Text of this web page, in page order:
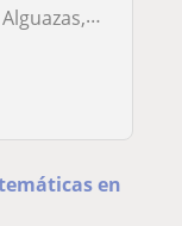
Molina...
en